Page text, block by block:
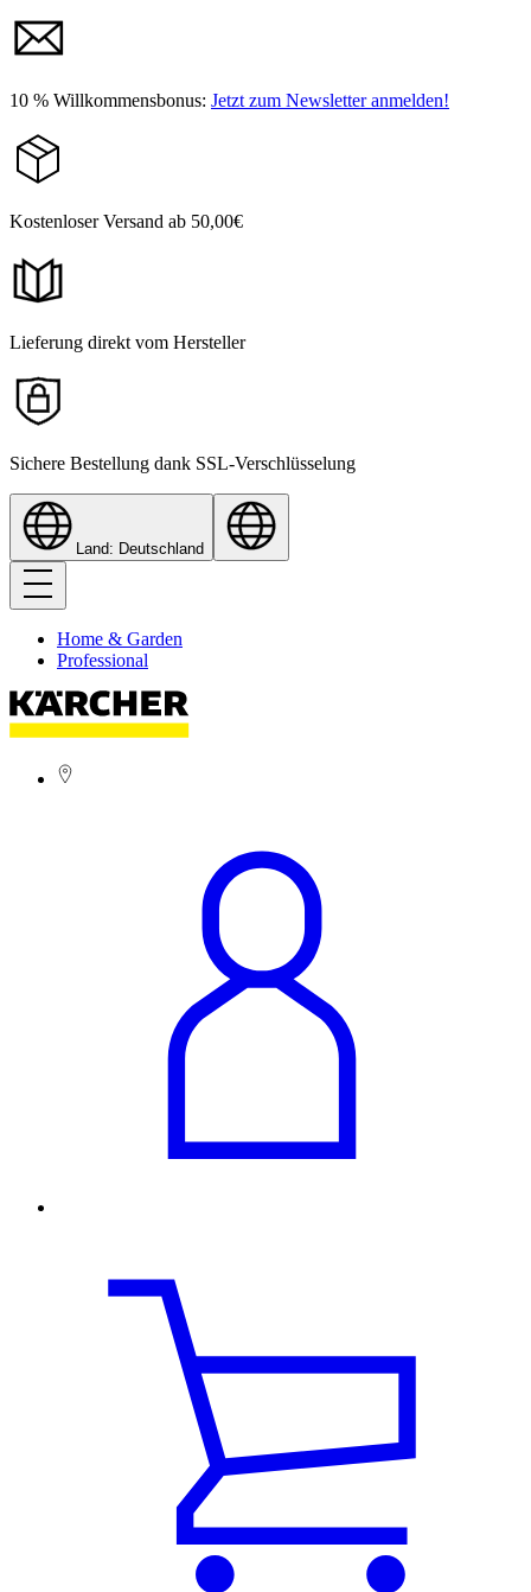
10 % Willkommensbonus: Jetzt zum Newsletter anmelden!
Kostenloser Versand ab 50,00€
Lieferung direkt vom Hersteller
Sichere Bestellung dank SSL-Verschlüsselung
Land: Deutschland
Home & Garden
Professional